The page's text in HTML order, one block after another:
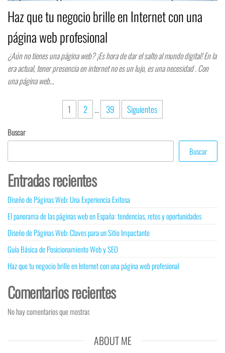
Haz que tu negocio brille en Internet con una
página web profesional
¿Aún no tienes una página web? ¡Es hora de dar el salto al mundo digital! En la
era actual, tener presencia en internet no es un lujo, es una necesidad . Con
una página web…
1 2 … 39 Siguientes
Buscar
Buscar
Entradas recientes
Diseño de Páginas Web: Una Experiencia Exitosa
El panorama de las páginas web en España: tendencias, retos y oportunidades
Diseño de Páginas Web: Claves para un Sitio Impactante
Guía Básica de Posicionamiento Web y SEO
Haz que tu negocio brille en Internet con una página web profesional
Comentarios recientes
No hay comentarios que mostrar.
ABOUT ME